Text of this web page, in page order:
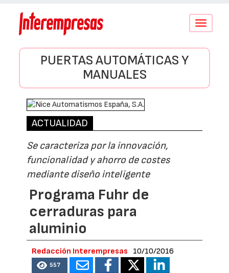
Conmutar
PUERTAS AUTOMÁTICAS Y
MANUALES
ACTUALIDAD
Se caracteriza por la innovación,
funcionalidad y ahorro de costes
mediante diseño inteligente
Programa Fuhr de
cerraduras para
aluminio
Redacción Interempresas 10/10/2016
557